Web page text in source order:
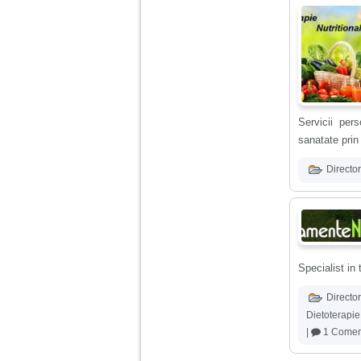
Servicii
sanatate
Specialist in
Dietoterapie
1